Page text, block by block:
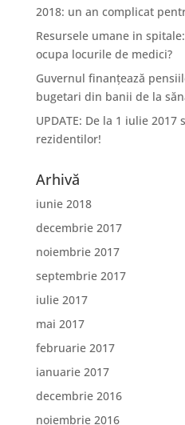
2018: un an complicat
Resursele umane in
ocupa locurile de medici?
Guvernul finanțează
bugetari din banii de la
UPDATE: De la 1 iulie
rezidentilor!
Arhivă
iunie 2018
decembrie 2017
noiembrie 2017
septembrie 2017
iulie 2017
mai 2017
februarie 2017
ianuarie 2017
decembrie 2016
noiembrie 2016